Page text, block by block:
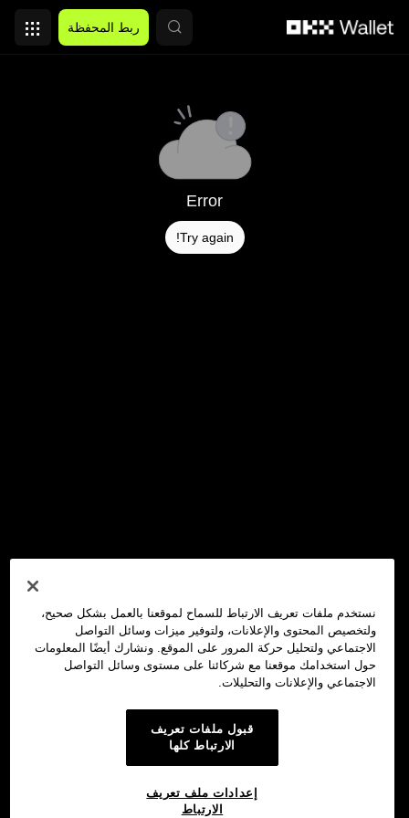
ربط المحفظة
Error
Try again!
نستخدم ملفات تعريف الارتباط للسماح لموقعنا بالعمل بشكل صحيح،
ولتخصيص المحتوى والإعلانات، ولتوفير ميزات وسائل التواصل
الاجتماعي ولتحليل حركة المرور على الموقع. ونشارك أيضًا المعلومات
حول استخدامك موقعنا مع شركائنا على مستوى وسائل التواصل
الاجتماعي والإعلانات والتحليلات.
قبول ملفات تعريف
الارتباط كلها
إعدادات ملف تعريف
الارتباط